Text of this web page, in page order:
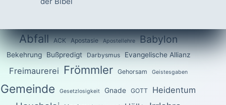
Abfall ACK Apostasie Apostellehre Babylon
Bekehrung Bußpredigt Darbysmus Evangelische Allianz
Freimaurerei Frömmler Gehorsam Geistesgaben
Gemeinde Gesetzlosigkeit Gnade GOTT Heidentum